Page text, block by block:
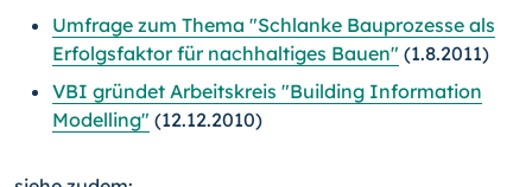
Umfrage zum Thema "Schlanke Bauprozesse als
Erfolgsfaktor für nachhaltiges Bauen" (1.8.2011)
VBI gründet Arbeitskreis "Building Information
Modelling" (12.12.2010)